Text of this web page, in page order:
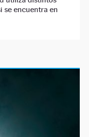
se encuentra en